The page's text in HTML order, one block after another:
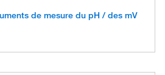
de mesure du pH / des mV